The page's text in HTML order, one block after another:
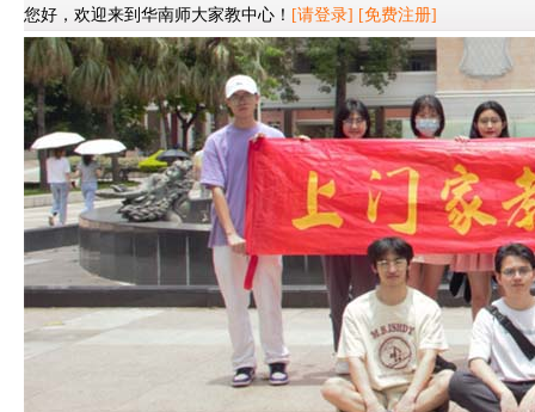
您好，欢迎来到华南师大家教中心！ [请登录] [免费注册]